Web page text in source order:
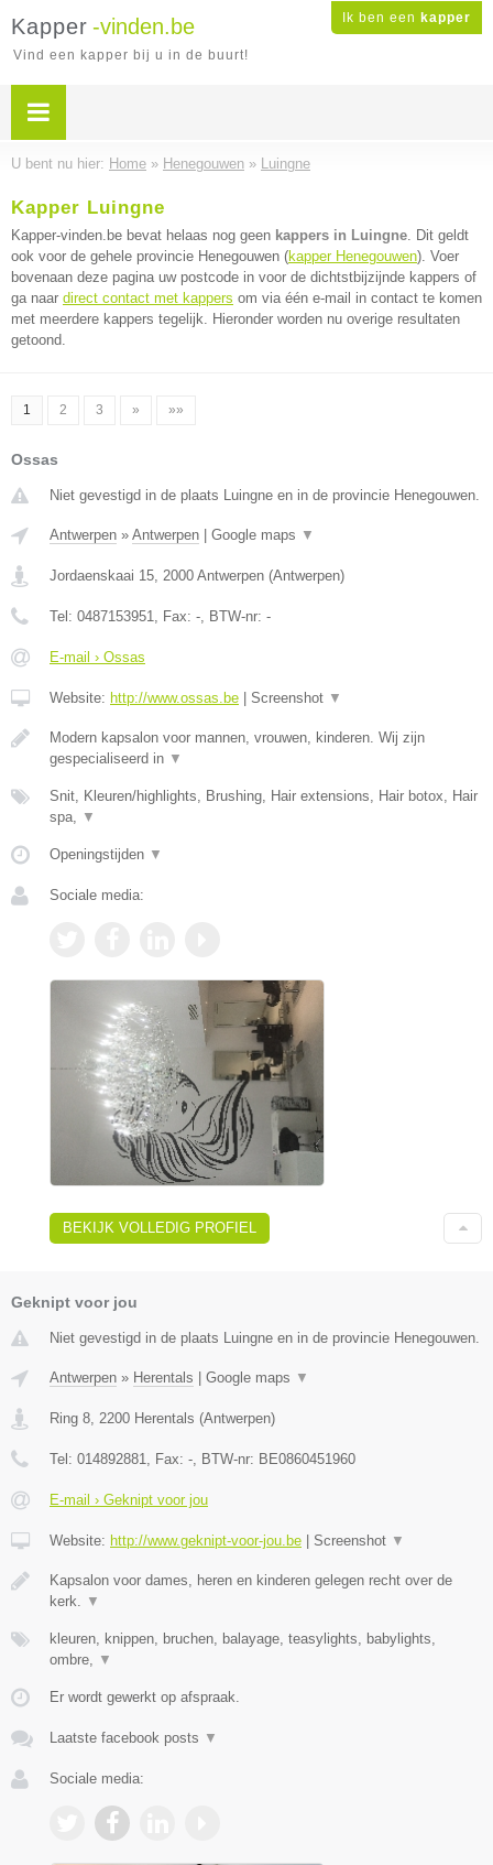
Ik ben een kapper
Kapper -vinden.be
Vind een kapper bij u in de buurt!
U bent nu hier: Home » Henegouwen » Luingne
Kapper Luingne
Kapper-vinden.be bevat helaas nog geen kappers in Luingne. Dit geldt
ook voor de gehele provincie Henegouwen (kapper Henegouwen). Voer
bovenaan deze pagina uw postcode in voor de dichtstbijzijnde kappers of
ga naar direct contact met kappers om via één e-mail in contact te komen
met meerdere kappers tegelijk. Hieronder worden nu overige resultaten
getoond.
1 2 3 » »»
Ossas
Niet gevestigd in de plaats Luingne en in de provincie Henegouwen.
Antwerpen » Antwerpen Google maps ▼
Jordaenskaai 15, 2000 Antwerpen (Antwerpen)
Tel: 0487153951, Fax: -, BTW-nr: -
E-mail › Ossas
Website: http://www.ossas.be Screenshot ▼
Modern kapsalon voor mannen, vrouwen, kinderen. Wij zijn
gespecialiseerd in ▼
Snit, Kleuren/highlights, Brushing, Hair extensions, Hair botox, Hair
spa, ▼
Openingstijden ▼
Sociale media:
BEKIJK VOLLEDIG PROFIEL
Geknipt voor jou
Niet gevestigd in de plaats Luingne en in de provincie Henegouwen.
Antwerpen » Herentals | Google maps ▼
Ring 8 2200 Herentals (Antwerpen)
Tel: 014892881 , Fax: - , BTW-nr: BE0860451960
E-mail › Geknipt voor jou
Website: http://www.geknipt-voor-jou.be | Screenshot ▼
Kapsalon voor dames, heren en kinderen gelegen recht over de
kerk.
▼
kleuren, knippen, bruchen, balayage, teasylights, babylights,
ombre,
▼
Er wordt gewerkt op afspraak.
Laatste facebook posts ▼
Sociale media: